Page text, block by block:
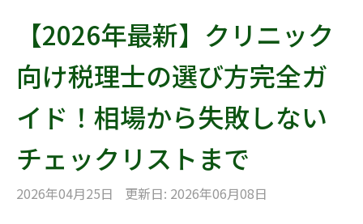
【2026年最新】クリニック
向け税理士の選び方完全ガ
イド！相場から失敗しない
チェックリストまで
2026年04月25日 更新日: 2026年06月08日